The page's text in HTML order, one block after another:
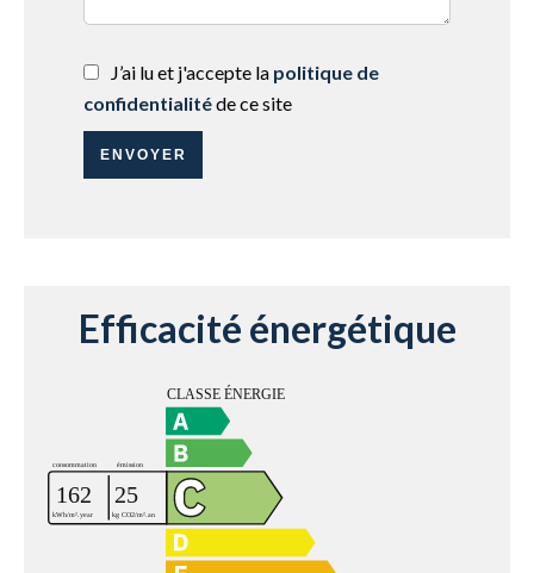
J’ai lu et j'accepte la politique de
confidentialitéde ce site
ENVOYER
Efficacité énergétique